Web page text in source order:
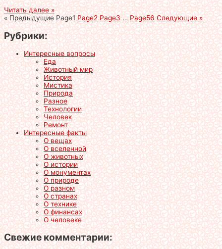
Читать далее »
« Предыдущие Page1 Page2 Page3 … Page56 Следующие »
Рубрики:
Интересные вопросы
Еда
Животный мир
История
Мистика
Природа
Разное
Технологии
Человек
Ремонт
Интересные факты
О вещах
О вселенной
О животных
О истории
О монументах
О природе
О разном
О странах
О технике
О финансах
О человеке
Свежие комментарии: